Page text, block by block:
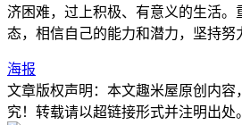
济困难，过上积极、有意义的生活。
态，相信自己的能力和潜力，坚持努
海报
文章版权声明：本文趣米屋原创内容
究！转载请以超链接形式并注明出处。